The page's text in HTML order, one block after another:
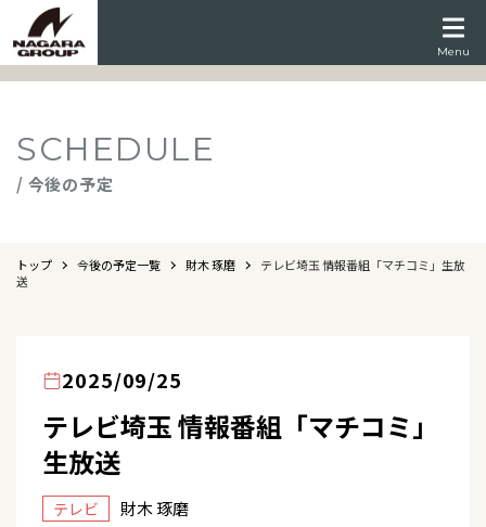
Menu
SCHEDULE
/ 今後の予定
トップ 今後の予定一覧 財木 琢磨
テレビ埼玉 情報番組「マチコミ」生放
送
2025/09/25
テレビ埼玉 情報番組「マチコミ」
生放送
テレビ 財木 琢磨